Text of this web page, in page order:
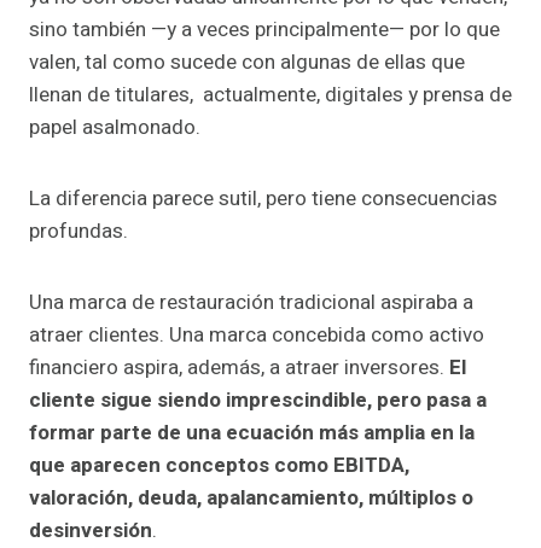
sino también —y a veces principalmente— por lo que
valen, tal como sucede con algunas de ellas que
llenan de titulares, actualmente, digitales y prensa de
papel asalmonado.
La diferencia parece sutil, pero tiene consecuencias
profundas.
Una marca de restauración tradicional aspiraba a
atraer clientes. Una marca concebida como activo
financiero aspira, además, a atraer inversores. El
cliente sigue siendo imprescindible, pero pasa a
formar parte de una ecuación más amplia en la
que aparecen conceptos como EBITDA,
valoración, deuda, apalancamiento, múltiplos o
desinversión.